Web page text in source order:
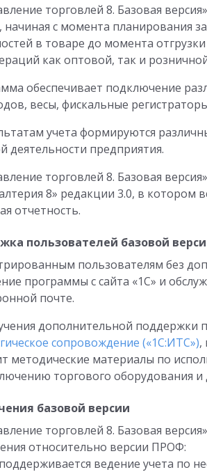
торговлей 8. Базовая
начиная с момента планирования
в товаре до момента
как оптовой, так и
обеспечивает подключение
весы, фискальные
учета формируются
деятельности предприятия.
торговлей 8. Базовая
8» редакции 3.0, в котором
отчетность.
пользователей базовой
пользователям без
программы с сайта «1С» и
почте.
дополнительной поддержки
сопровождение («1С:ИТС»),
методические материалы по
торгового оборудования и
базовой версии
торговлей 8. Базовая
относительно версии ПРОФ:
ведение учета по